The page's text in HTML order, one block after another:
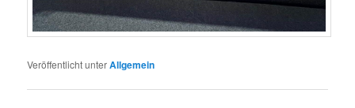
Veröffentlicht unterAllgemein